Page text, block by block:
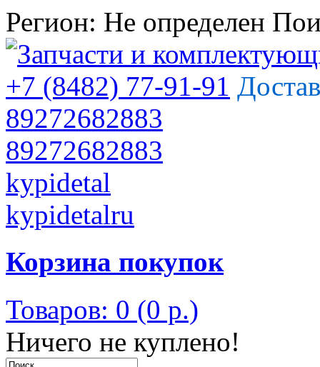
Регион: Не определен
+7 (8482) 77-91-91
89272682883
89272682883
kypidetal
kypidetalru
Корзина покупок
Товаров: 0 (0 р.)
Ничего не куплено!